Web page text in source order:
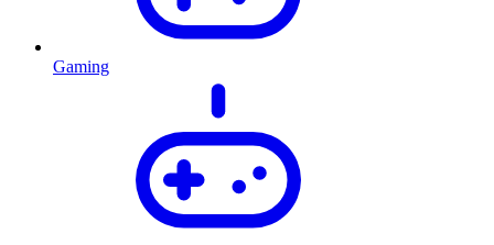
Gaming